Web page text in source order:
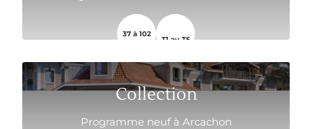
37 à 102
T1 au T5
Collection
Programme neuf à Arcachon